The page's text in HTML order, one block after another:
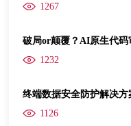
1267
破局or颠覆？AI原生代码
1232
终端数据安全防护解决方
1126